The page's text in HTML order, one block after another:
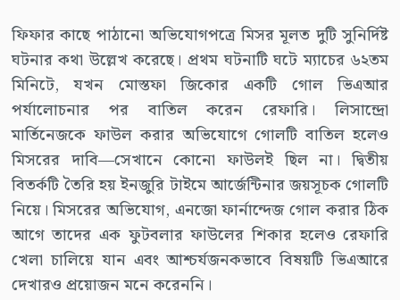
ফিফার কাছে পাঠানো অভিযোগপত্রে মিসর মূলত দুটি সুনির্দিষ্ট
ঘটনার কথা উল্লেখ করেছে। প্রথম ঘটনাটি ঘটে ম্যাচের ৬২তম
মিনিটে, যখন মোস্তফা জিকোর একটি গোল ভিএআর
পর্যালোচনার পর বাতিল করেন রেফারি। লিসান্দ্রো
মার্তিনেজকে ফাউল করার অভিযোগে গোলটি বাতিল হলেও
মিসরের দাবি—সেখানে কোনো ফাউলই ছিল না। দ্বিতীয়
বিতর্কটি তৈরি হয় ইনজুরি টাইমে আর্জেন্টিনার জয়সূচক গোলটি
নিয়ে। মিসরের অভিযোগ, এনজো ফার্নান্দেজ গোল করার ঠিক
আগে তাদের এক ফুটবলার ফাউলের শিকার হলেও রেফারি
খেলা চালিয়ে যান এবং আশ্চর্যজনকভাবে বিষয়টি ভিএআরে
দেখারও প্রয়োজন মনে করেননি।